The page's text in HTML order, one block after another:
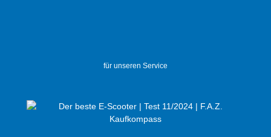
für unseren Service